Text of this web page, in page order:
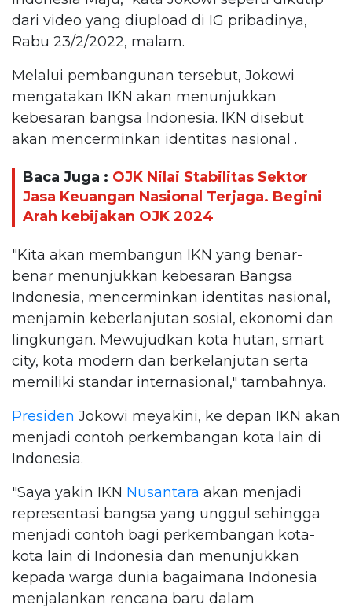
dari video yang diupload di IG pribadinya,
Rabu 23/2/2022, malam.
Melalui pembangunan tersebut, Jokowi
mengatakan IKN akan menunjukkan
kebesaran bangsa Indonesia. IKN disebut
akan mencerminkan identitas nasional .
Baca Juga : OJK Nilai Stabilitas Sektor
Jasa Keuangan Nasional Terjaga. Begini
Arah kebijakan OJK 2024
"Kita akan membangun IKN yang benar-
benar menunjukkan kebesaran Bangsa
Indonesia, mencerminkan identitas nasional,
menjamin keberlanjutan sosial, ekonomi dan
lingkungan. Mewujudkan kota hutan, smart
city, kota modern dan berkelanjutan serta
memiliki standar internasional," tambahnya.
Presiden Jokowi meyakini, ke depan IKN akan
menjadi contoh perkembangan kota lain di
Indonesia.
"Saya yakin IKN Nusantara akan menjadi
representasi bangsa yang unggul sehingga
menjadi contoh bagi perkembangan kota-
kota lain di Indonesia dan menunjukkan
kepada warga dunia bagaimana Indonesia
menjalankan rencana baru dalam